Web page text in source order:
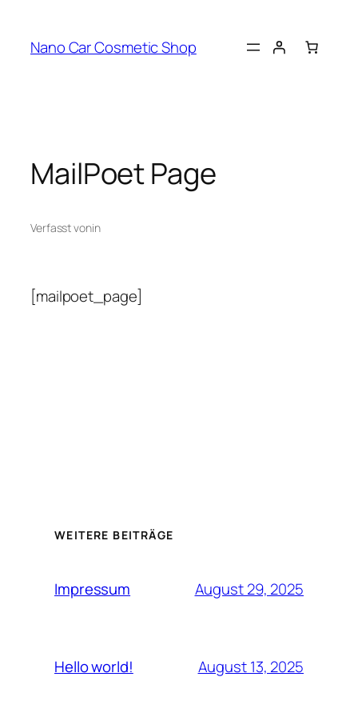
springen
Nano Car Cosmetic Shop
MailPoet Page
Verfasst vonin
[mailpoet_page]
WEITERE BEITRÄGE
Impressum August 29, 2025
Hello world! August 13, 2025